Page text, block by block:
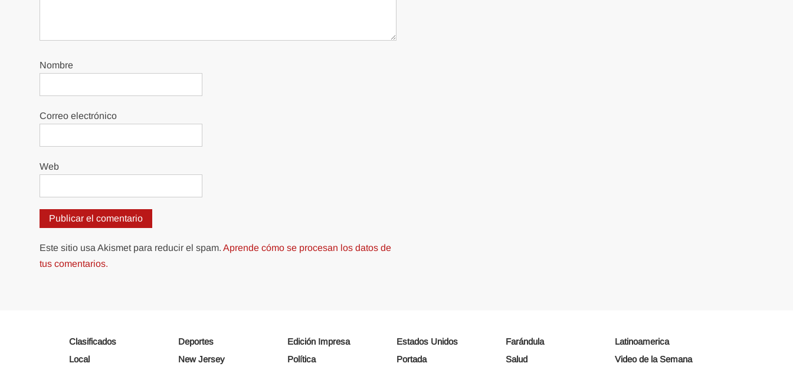
Nombre
Correo electrónico
Web
Este sitio usa Akismet para reducir el spam.Aprende cómo se procesan los datos de
tus comentarios.
Clasificados Deportes Edición Impresa Estados Unidos Farándula
Latinoamerica
Local
New Jersey Política Portada Salud Video de la Semana